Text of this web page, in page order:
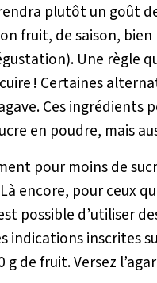
plutôt un goût
fruit, de saison,
Une règle
! Certaines
Ces
en poudre, mais
pour moins de
encore, pour ceux
possible d’utiliser
indications inscrites
g de fruit. Versez